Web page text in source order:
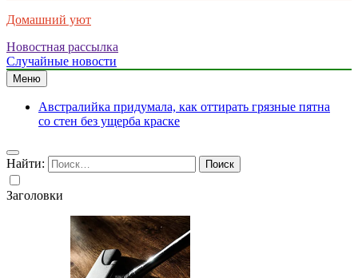
Домашний уют
Новостная рассылка
Случайные новости
Меню
Австралийка придумала, как оттирать грязные пятна
со стен без ущерба краске
Найти:
Заголовки